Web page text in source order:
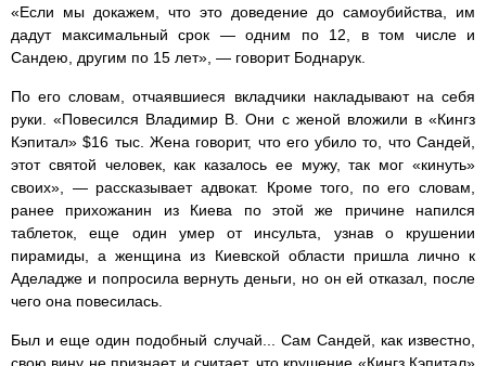
«Если мы докажем, что это доведение до самоубийства, им
дадут максимальный срок — одним по 12, в том числе и
Сандею, другим по 15 лет», — говорит Боднарук.
По его словам, отчаявшиеся вкладчики накладывают на себя
руки. «Повесился Владимир В. Они с женой вложили в «Кингз
Кэпитал» $16 тыс. Жена говорит, что его убило то, что Сандей,
этот святой человек, как казалось ее мужу, так мог «кинуть»
своих», — рассказывает адвокат. Кроме того, по его словам,
ранее прихожанин из Киева по этой же причине напился
таблеток, еще один умер от инсульта, узнав о крушении
пирамиды, а женщина из Киевской области пришла лично к
Аделадже и попросила вернуть деньги, но он ей отказал, после
чего она повесилась.
Был и еще один подобный случай... Сам Сандей, как известно,